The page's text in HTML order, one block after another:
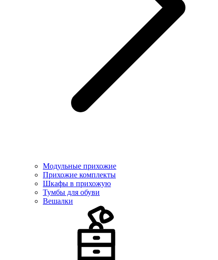
Модульные прихожие
Прихожие комплекты
Шкафы в прихожую
Тумбы для обуви
Вешалки